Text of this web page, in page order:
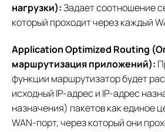
нагрузки):Задает соотношение
который проходит через каждый
Application Optimized Routing
маршрутизация приложений):
функции маршрутизатор будет
исходный IP-адрес и IP-адрес
назначения) пакетов как единое
WAN-порт, через который они